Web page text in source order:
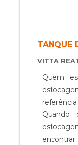
TANQUE
VITTA
Quem
encontrar